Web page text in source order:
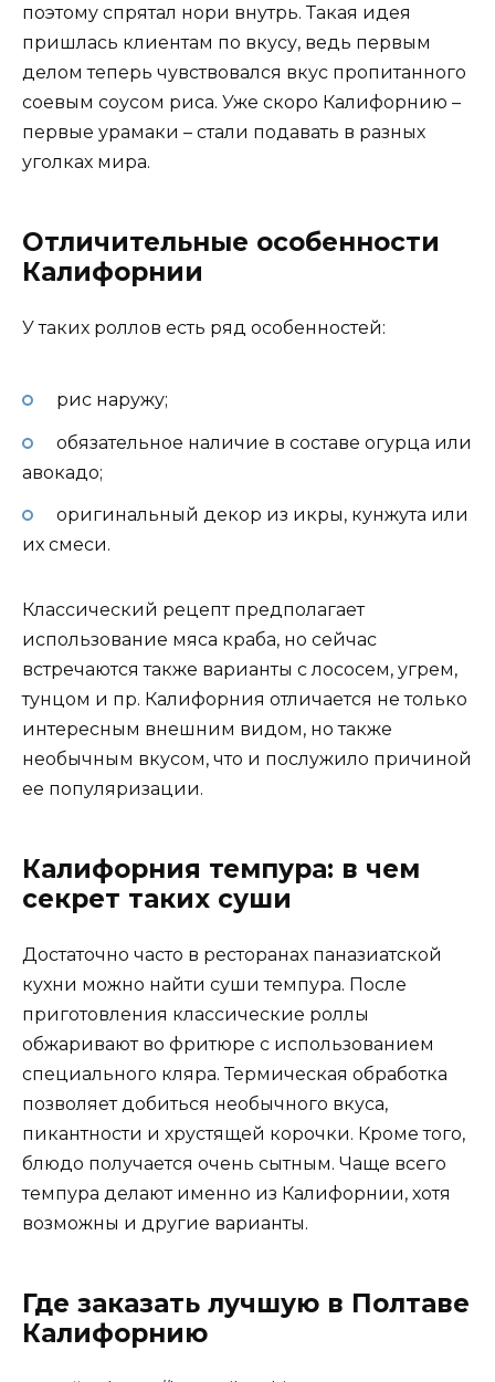
поэтому спрятал нори внутрь. Такая идея
пришлась клиентам по вкусу, ведь первым
делом теперь чувствовался вкус пропитанного
соевым соусом риса. Уже скоро Калифорнию –
первые урамаки – стали подавать в разных
уголках мира.
Отличительные особенности
Калифорнии
У таких роллов есть ряд особенностей:
рис наружу;
обязательное наличие в составе огурца или
авокадо;
оригинальный декор из икры, кунжута или
их смеси.
Классический рецепт предполагает
использование мяса краба, но сейчас
встречаются также варианты с лососем, угрем,
тунцом и пр. Калифорния отличается не только
интересным внешним видом, но также
необычным вкусом, что и послужило причиной
ее популяризации.
Калифорния темпура: в чем
секрет таких суши
Достаточно часто в ресторанах паназиатской
кухни можно найти суши темпура. После
приготовления классические роллы
обжаривают во фритюре с использованием
специального кляра. Термическая обработка
позволяет добиться необычного вкуса,
пикантности и хрустящей корочки. Кроме того,
блюдо получается очень сытным. Чаще всего
темпура делают именно из Калифорнии, хотя
возможны и другие варианты.
Где заказать лучшую в Полтаве
Калифорнию